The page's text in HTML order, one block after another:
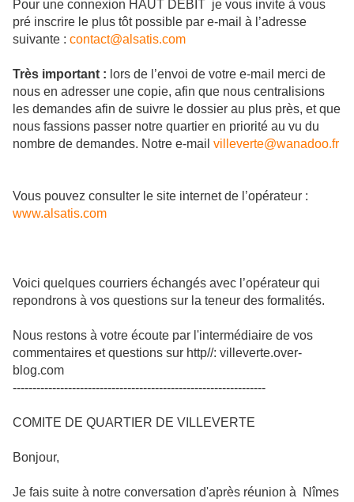
Pour une connexion HAUT DEBIT je vous invite à vous
pré inscrire le plus tôt possible par e-mail à l’adresse
suivante : contact@alsatis.com
Très important : lors de l’envoi de votre e-mail merci de
nous en adresser une copie, afin que nous centralisions
les demandes afin de suivre le dossier au plus près, et que
nous fassions passer notre quartier en priorité au vu du
nombre de demandes. Notre e-mail villeverte@wanadoo.fr
Vous pouvez consulter le site internet de l’opérateur :
www.alsatis.com
Voici quelques courriers échangés avec l’opérateur qui
repondrons à vos questions sur la teneur des formalités.
Nous restons à votre écoute par l'intermédiaire de vos
commentaires et questions sur http//: villeverte.over-
blog.com
----------------------------------------------------------------
COMITE DE QUARTIER DE VILLEVERTE
Bonjour,
Je fais suite à notre conversation d'après réunion à Nîmes